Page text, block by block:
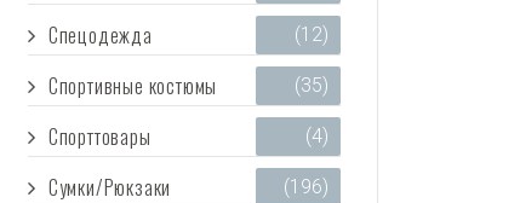
Спецодежда (12)
Спортивные костюмы (35)
Спорттовары (4)
Сумки/Рюкзаки (196)